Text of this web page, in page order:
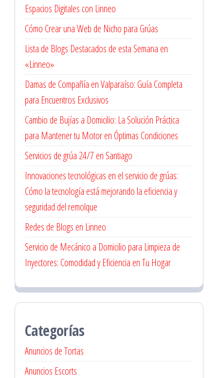
Espacios Digitales con Linneo
Cómo Crear una Web de Nicho para Grúas
Lista de Blogs Destacados de esta Semana en
«Linneo»
Damas de Compañía en Valparaíso: Guía Completa
para Encuentros Exclusivos
Cambio de Bujías a Domicilio: La Solución Práctica
para Mantener tu Motor en Óptimas Condiciones
Servicios de grúa 24/7 en Santiago
Innovaciones tecnológicas en el servicio de grúas:
Cómo la tecnología está mejorando la eficiencia y
seguridad del remolque
Redes de Blogs en Linneo
Servicio de Mecánico a Domicilio para Limpieza de
Inyectores: Comodidad y Eficiencia en Tu Hogar
Categorías
Anuncios de Tortas
Anuncios Escorts